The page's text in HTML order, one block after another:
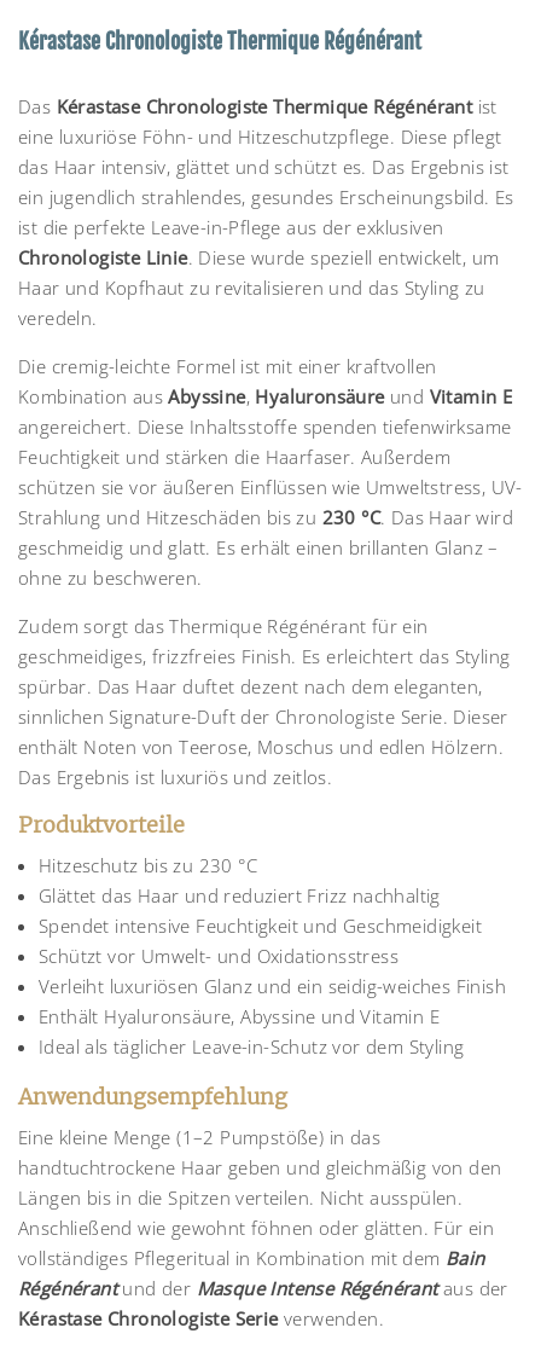
Kérastase Chronologiste Thermique Régénérant
Das Kérastase Chronologiste Thermique Régénérantist
eine luxuriöse Föhn- und Hitzeschutzpflege. Diese pflegt
das Haar intensiv, glättet und schützt es. Das Ergebnis ist
ein jugendlich strahlendes, gesundes Erscheinungsbild. Es
ist die perfekte Leave-in-Pflege aus der exklusiven
Chronologiste Linie. Diese wurde speziell entwickelt, um
Haar und Kopfhaut zu revitalisieren und das Styling zu
veredeln.
Die cremig-leichte Formel ist mit einer kraftvollen
Kombination ausAbyssine, Hyaluronsäureund Vitamin E
angereichert. Diese Inhaltsstoffe spenden tiefenwirksame
Feuchtigkeit und stärken die Haarfaser. Außerdem
schützen sie vor äußeren Einflüssen wie Umweltstress, UV-
Strahlung und Hitzeschäden bis zu 230 °C. Das Haar wird
geschmeidig und glatt. Es erhält einen brillanten Glanz –
ohne zu beschweren.
Zudem sorgt das Thermique Régénérant für ein
geschmeidiges, frizzfreies Finish. Es erleichtert das Styling
spürbar. Das Haar duftet dezent nach dem eleganten,
sinnlichen Signature-Duft der Chronologiste Serie. Dieser
enthält Noten von Teerose, Moschus und edlen Hölzern.
Das Ergebnis ist luxuriös und zeitlos.
Produktvorteile
Hitzeschutz bis zu 230 °C
Glättet das Haar und reduziert Frizz nachhaltig
Spendet intensive Feuchtigkeit und Geschmeidigkeit
Schützt vor Umwelt- und Oxidationsstress
Verleiht luxuriösen Glanz und ein seidig-weiches Finish
Enthält Hyaluronsäure, Abyssine und Vitamin E
Ideal als täglicher Leave-in-Schutz vor dem Styling
Anwendungsempfehlung
Eine kleine Menge (1–2 Pumpstöße) in das
handtuchtrockene Haar geben und gleichmäßig von den
Längen bis in die Spitzen verteilen. Nicht ausspülen.
Anschließend wie gewohnt föhnen oder glätten. Für ein
vollständiges Pflegeritual in Kombination mit dem Bain
Régénérantund der Masque Intense Régénérantaus der
Kérastase Chronologiste Serieverwenden.